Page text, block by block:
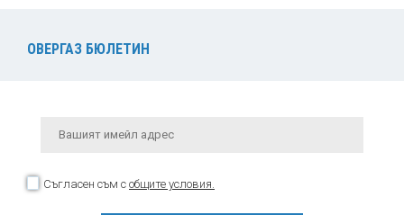
ОВЕРГАЗ БЮЛЕТИН
Съгласен съм с общите условия.